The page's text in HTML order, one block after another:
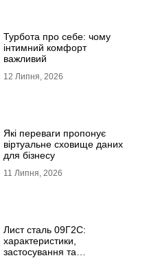
Турбота про себе: чому
інтимний комфорт
важливий
12 Липня, 2026
Які переваги пропонує
віртуальне сховище даних
для бізнесу
11 Липня, 2026
Лист сталь 09Г2С:
характеристики,
застосування та